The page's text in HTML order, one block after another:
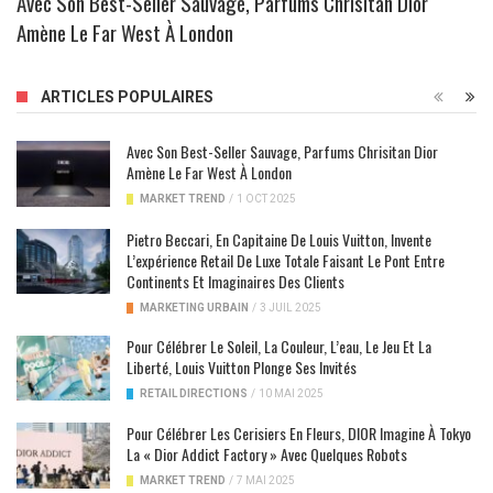
Amène Le Far West À London
ARTICLES POPULAIRES
Avec Son Best-Seller Sauvage, Parfums Chrisitan Dior
Amène Le Far West À London
MARKET TREND / 1 OCT 2025
Pietro Beccari, En Capitaine De Louis Vuitton, Invente
L’expérience Retail De Luxe Totale Faisant Le Pont Entre
Continents Et Imaginaires Des Clients
MARKETING URBAIN / 3 JUIL 2025
Pour Célébrer Le Soleil, La Couleur, L’eau, Le Jeu Et La
Liberté, Louis Vuitton Plonge Ses Invités
RETAIL DIRECTIONS / 10 MAI 2025
Pour Célébrer Les Cerisiers En Fleurs, DIOR Imagine À Tokyo
La « Dior Addict Factory » Avec Quelques Robots
MARKET TREND / 7 MAI 2025